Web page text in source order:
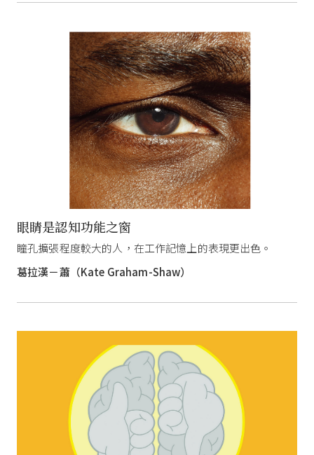
眼睛是認知功能之窗
瞳孔擴張程度較大的人，在工作記憶上的表現更出色。
葛拉漢－蕭（Kate Graham-Shaw）